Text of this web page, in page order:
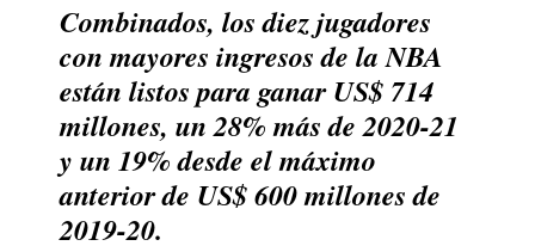
Combinados, los diez jugadores
con mayores ingresos de la NBA
están listos para ganar US$ 714
millones, un 28% más de 2020-21
y un 19% desde el máximo
anterior de US$ 600 millones de
2019-20.